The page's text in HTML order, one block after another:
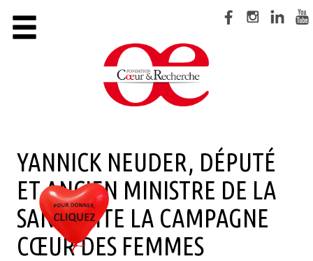
CAMPAGNE CŒUR DES FEMMES
SUIVRE LA RECHERCHE
S’INFORMER
NOS ACTIONS
NOUS AIDER
×
YANNICK NEUDER, DÉPUTÉ
ET ANCIEN MINISTRE DE LA
SANTÉ CITE LA CAMPAGNE
CŒUR DES FEMMES